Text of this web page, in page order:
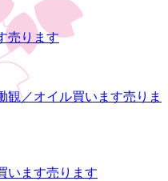
売ります
観／オイル買います売りま
います売ります